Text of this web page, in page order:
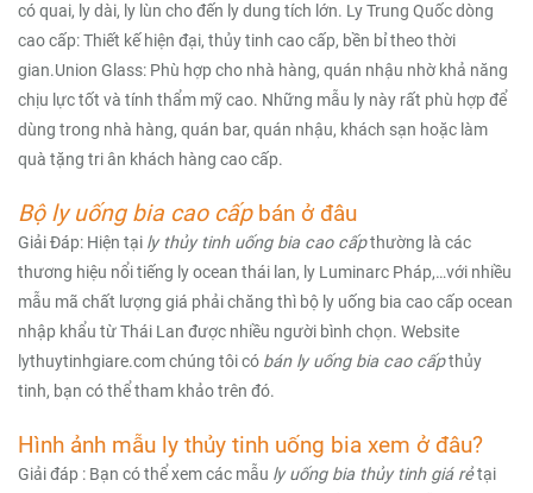
có quai, ly dài, ly lùn cho đến ly dung tích lớn. Ly Trung Quốc dòng
cao cấp: Thiết kế hiện đại, thủy tinh cao cấp, bền bỉ theo thời
gian.Union Glass: Phù hợp cho nhà hàng, quán nhậu nhờ khả năng
chịu lực tốt và tính thẩm mỹ cao. Những mẫu ly này rất phù hợp để
dùng trong nhà hàng, quán bar, quán nhậu, khách sạn hoặc làm
quà tặng tri ân khách hàng cao cấp.
Bộ ly uống bia cao cấpbán ở đâu
Giải Đáp: Hiện tại ly thủy tinh uống bia cao cấpthường là các
thương hiệu nổi tiếng ly ocean thái lan, ly Luminarc Pháp,…với nhiều
mẫu mã chất lượng giá phải chăng thì bộ ly uống bia cao cấp ocean
nhập khẩu từ Thái Lan được nhiều người bình chọn. Website
lythuytinhgiare.com chúng tôi có bán ly uống bia cao cấpthủy
tinh, bạn có thể tham khảo trên đó.
Hình ảnh mẫu ly thủy tinh uống bia xem ở đâu?
Giải đáp : Bạn có thể xem các mẫu ly uống bia thủy tinh giá rẻtại